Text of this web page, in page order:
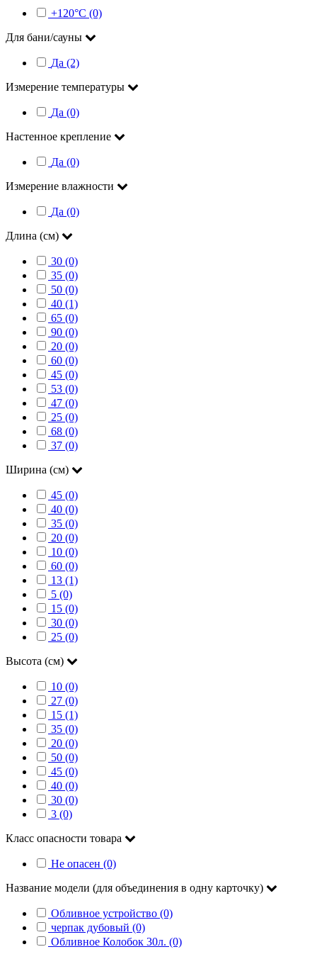
+120°С (0)
Для бани/сауны
Да (2)
Измерение температуры
Да (0)
Настенное крепление
Да (0)
Измерение влажности
Да (0)
Длина (см)
30 (0)
35 (0)
50 (0)
40 (1)
65 (0)
90 (0)
20 (0)
60 (0)
45 (0)
53 (0)
47 (0)
25 (0)
68 (0)
37 (0)
Ширина (см)
45 (0)
40 (0)
35 (0)
20 (0)
10 (0)
60 (0)
13 (1)
5 (0)
15 (0)
30 (0)
25 (0)
Высота (см)
10 (0)
27 (0)
15 (1)
35 (0)
20 (0)
50 (0)
45 (0)
40 (0)
30 (0)
3 (0)
Класс опасности товара
Не опасен (0)
Название модели (для объединения в одну карточку)
Обливное устройство (0)
черпак дубовый (0)
Обливное Колобок 30л. (0)